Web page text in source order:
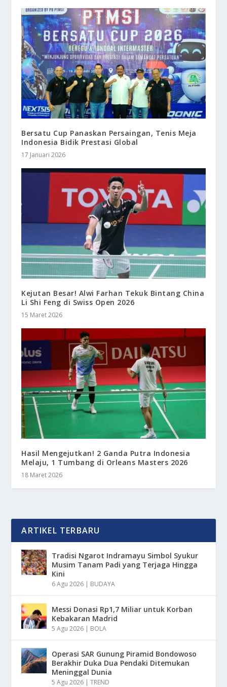
Bersatu Cup Panaskan Persaingan, Tenis Meja
Indonesia Bidik Prestasi Global
17 Januari 2026
Kejutan Besar! Alwi Farhan Tekuk Bintang China
Li Shi Feng di Swiss Open 2026
15 Maret 2026
Hasil Mengejutkan! 2 Ganda Putra Indonesia
Melaju, 1 Tumbang di Orleans Masters 2026
18 Maret 2026
ARTIKEL TERBARU
Tradisi Ngarot Indramayu Simbol Syukur
Musim Tanam Padi yang Terjaga Hingga
Kini
6 Agu 2026 | BUDAYA
Messi Donasi Rp1,7 Miliar untuk Korban
Kebakaran Madrid
5 Agu 2026 | BOLA
Operasi SAR Gunung Piramid Bondowoso
Berakhir Duka Dua Pendaki Ditemukan
Meninggal Dunia
5 Agu 2026 |TREND